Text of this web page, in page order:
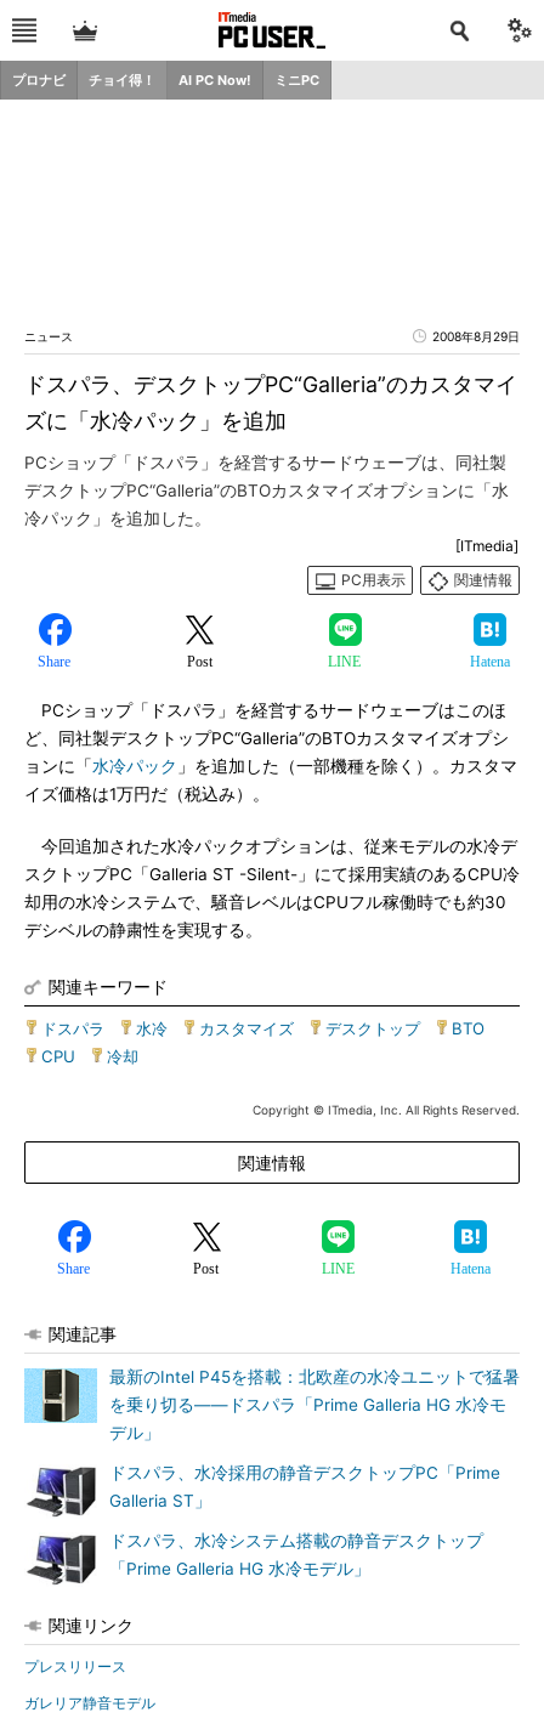
プロナビ チョイ得！ AI PC Now! ミニPC
ニュース 2008年8月29日
ドスパラ、デスクトップPC“Galleria”のカスタマイ
ズに「水冷パック」を追加
PCショップ「ドスパラ」を経営するサードウェーブは、同社製
デスクトップPC“Galleria”のBTOカスタマイズオプションに「水
冷パック」を追加した。
[ITmedia]
PC用表示
関連情報
Share Post LINE Hatena
PCショップ「ドスパラ」を経営するサードウェーブはこのほ
ど、同社製デスクトップPC“Galleria”のBTOカスタマイズオプシ
ョンに「水冷パック 」を追加した（一部機種を除く）。カスタマ
イズ価格は1万円だ（税込み）。
今回追加された水冷パックオプションは、従来モデルの水冷デ
スクトップPC「Galleria ST -Silent-」にて採用実績のあるCPU冷
却用の水冷システムで、騒音レベルはCPUフル稼働時でも約30
デシベルの静粛性を実現する。
関連キーワード
ドスパラ 水冷 カスタマイズ デスクトップ| BTO
CPU
冷却
Copyright © ITmedia, Inc. All Rights Reserved.
関連情報
Share Post LINE Hatena
関連記事
最新のIntel P45を搭載：北欧産の水冷ユニットで猛暑
を乗り切る――ドスパラ「Prime Galleria HG 水冷モ
デル」
ドスパラ、水冷採用の静音デスクトップPC「Prime
Galleria ST」
ドスパラ、水冷システム搭載の静音デスクトップ
「Prime Galleria HG 水冷モデル」
関連リンク
プレスリリース
ガレリア静音モデル